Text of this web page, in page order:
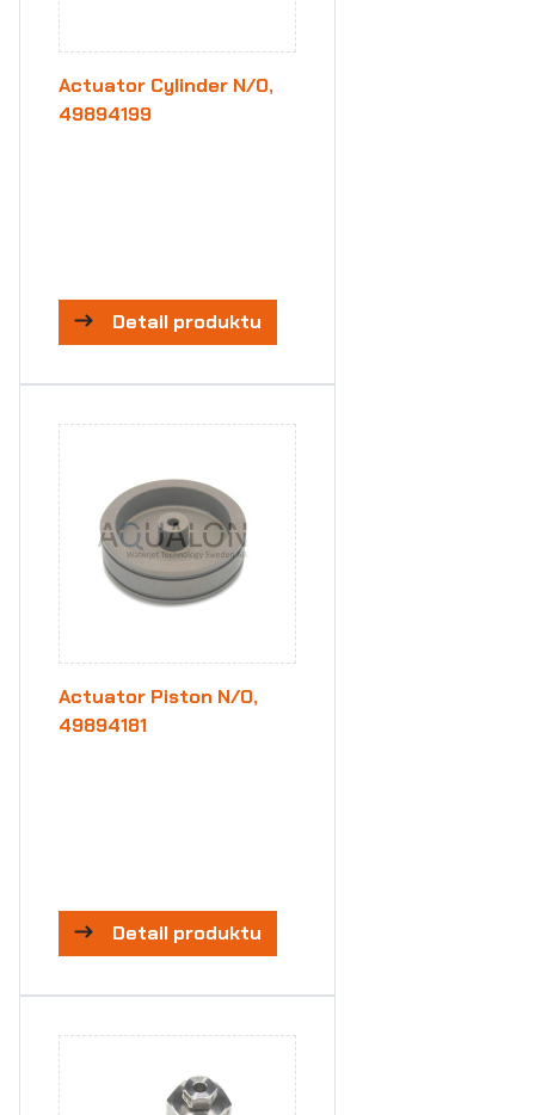
Actuator Cylinder N/O,
49894199
Detail produktu
Actuator Piston N/O,
49894181
Detail produktu